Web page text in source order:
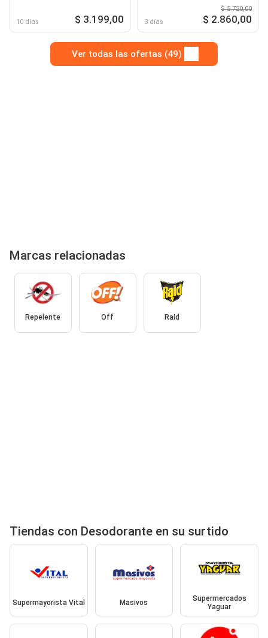
10 días $ 3.199,00 3 días
$ 5.720,00
$ 2.860,00
Ver todas las ofertas (49)
Marcas relacionadas
Repelente Off Raid
Tiendas con Desodorante en su surtido
Supermayorista Vital Masivos
Supermercados
Yaguar